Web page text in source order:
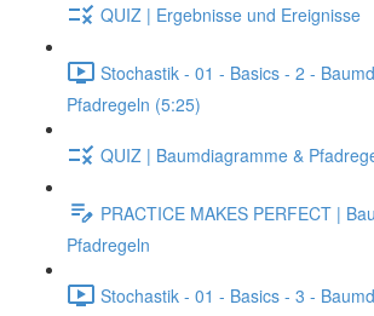
QUIZ | Ergebnisse und Ereignisse
Stochastik - 01 - Basics - 2 -
Pfadregeln (5:25)
QUIZ | Baumdiagramme &
PRACTICE MAKES PERFECT |
Pfadregeln
Stochastik - 01 - Basics - 3 -